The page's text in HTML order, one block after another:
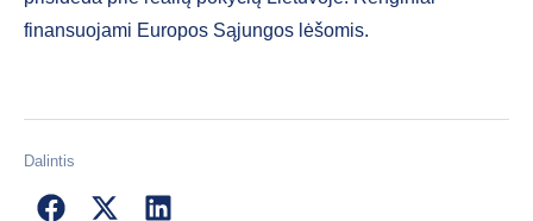
finansuojami Europos Sąjungos lėšomis.
Dalintis